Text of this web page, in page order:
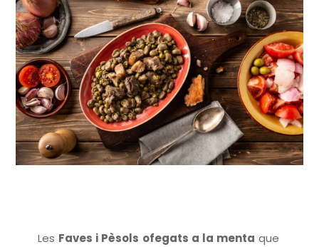
Les Faves i Pèsols ofegats a la menta que